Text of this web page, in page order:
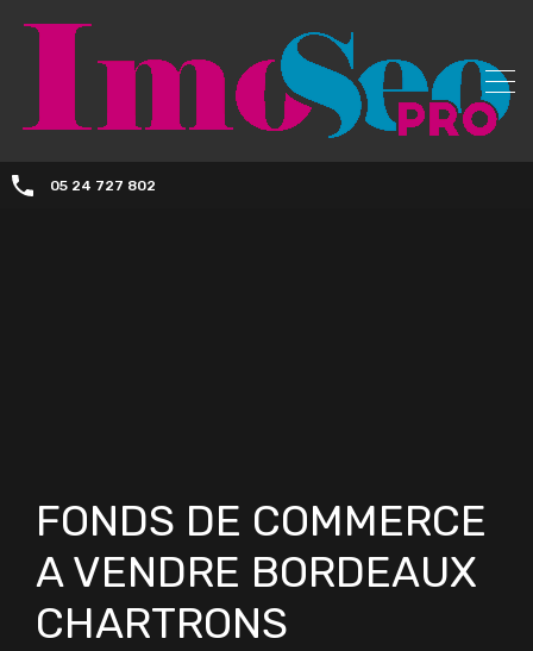
05 24 727 802
FONDS DE COMMERCE
A VENDRE BORDEAUX
CHARTRONS